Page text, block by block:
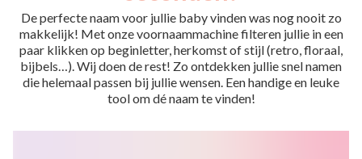
De perfecte naam voor jullie baby vinden was nog nooit zo
makkelijk! Met onze voornaammachine filteren jullie in een
paar klikken op beginletter, herkomst of stijl (retro, floraal,
bijbels…). Wij doen de rest! Zo ontdekken jullie snel namen
die helemaal passen bij jullie wensen. Een handige en leuke
tool om dé naam te vinden!